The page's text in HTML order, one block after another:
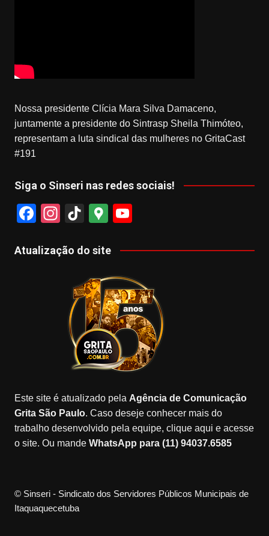
Nossa presidente Clícia Mara Silva Damaceno,
juntamente a presidente do Sintrasp Sheila Thimóteo,
representam a luta sindical das mulheres no GritaCast
#191
Siga o Sinseri nas redes sociais!
F
c
In
a
m
Ti
T
k
G
o
gl
e
M
a
p
s
u
u
b
e
Atualização do site
Este site é atualizado pela Agência de Comunicação
Grita São Paulo. Caso deseje conhecer mais do
trabalho desenvolvido pela equipe, clique aqui e acesse
o site. Ou mande WhatsApp para (11) 94037.6585
© Sinseri - Sindicato dos Servidores Públicos Municipais de
Itaquaquecetuba